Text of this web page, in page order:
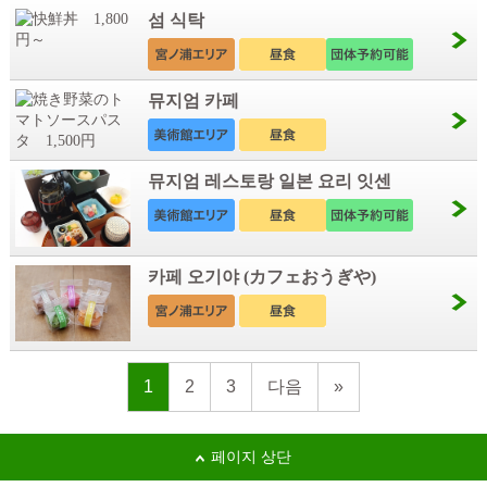
섬 식탁
뮤지엄 카페
뮤지엄 레스토랑 일본 요리 잇센
카페 오기야 (カフェおうぎや)
1 2 3 다음 »
페이지 상단